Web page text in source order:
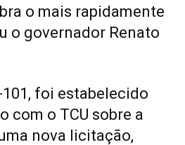
o mais rapidamente
o governador Renato
101, foi estabelecido
com o TCU sobre a
nova licitação,